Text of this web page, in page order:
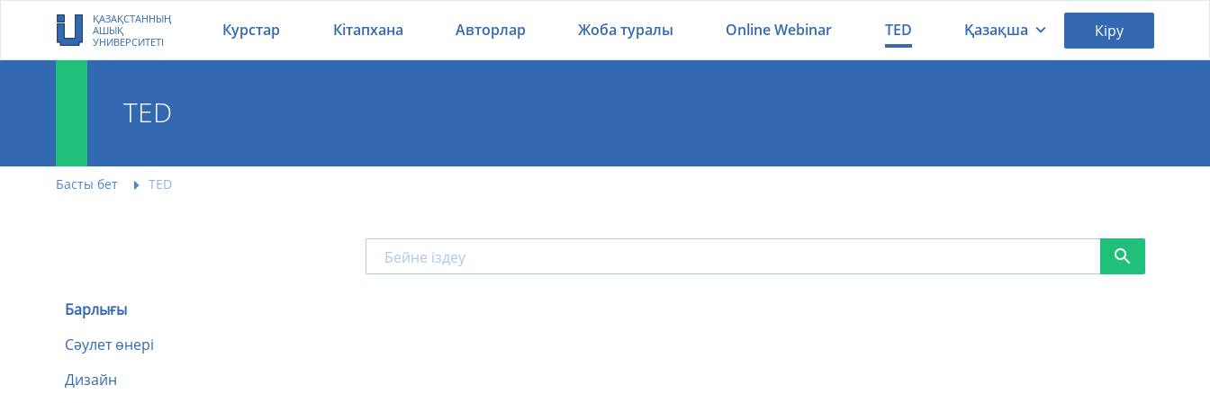
ҚАЗАҚСТАННЫҢ
АШЫҚ
УНИВЕРСИТЕТІ
Курстар Кітапхана Авторлар Жоба туралы Online Webinar TED Қазақша Кіру
TED
Басты бет TED
Барлығы
Сәулет өнері
Дизайн